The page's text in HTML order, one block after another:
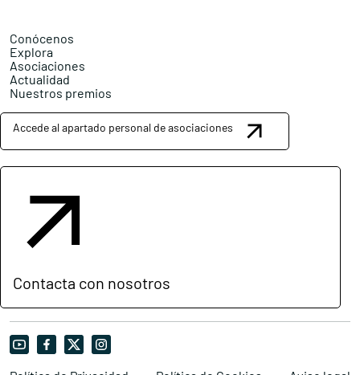
Conócenos
Explora
Asociaciones
Actualidad
Nuestros premios
Accede al apartado personal de asociaciones
Contacta con nosotros